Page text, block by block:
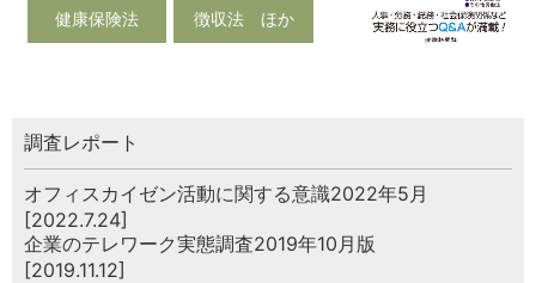
健康保険法 徴収法 ほか
調査レポート
オフィスカイゼン活動に関する意識2022年5月
[2022.7.24]
企業のテレワーク実態調査2019年10月版
[2019.11.12]